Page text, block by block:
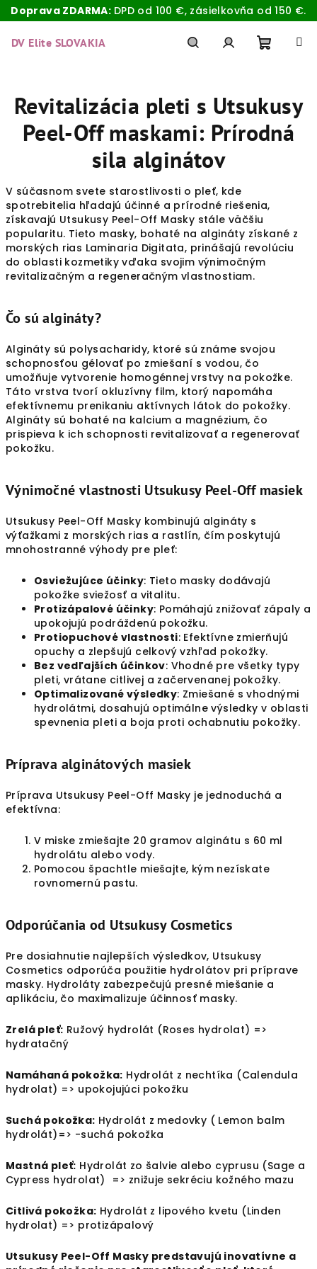
Doprava ZDARMA: DPD od 100 €, zásielkovňa od 150 €.
naDV Elite SLOVAKIA
košík
Revitalizácia pleti s Utsukusy
Peel-Off maskami: Prírodná
sila alginátov
V súčasnom svete starostlivosti o pleť, kde
spotrebitelia hľadajú účinné a prírodné riešenia,
získavajú Utsukusy Peel-Off Masky stále väčšiu
popularitu. Tieto masky, bohaté na algináty získané z
morských rias Laminaria Digitata, prinášajú revolúciu
do oblasti kozmetiky vďaka svojim výnimočným
revitalizačným a regeneračným vlastnostiam.
Čo sú algináty?
Algináty sú polysacharidy, ktoré sú známe svojou
schopnosťou gélovať po zmiešaní s vodou, čo
umožňuje vytvorenie homogénnej vrstvy na pokožke.
Táto vrstva tvorí okluzívny film, ktorý napomáha
efektívnemu prenikaniu aktívnych látok do pokožky.
Algináty sú bohaté na kalcium a magnézium, čo
prispieva k ich schopnosti revitalizovať a regenerovať
pokožku.
Výnimočné vlastnosti Utsukusy Peel-Off masiek
Utsukusy Peel-Off Masky kombinujú algináty s
výťažkami z morských rias a rastlín, čím poskytujú
mnohostranné výhody pre pleť:
Osviežujúce účinky: Tieto masky dodávajú
pokožke sviežosť a vitalitu.
Protizápalové účinky: Pomáhajú znižovať zápaly a
upokojujú podráždenú pokožku.
Protiopuchové vlastnosti: Efektívne zmierňujú
opuchy a zlepšujú celkový vzhľad pokožky.
Bez vedľajších účinkov: Vhodné pre všetky typy
pleti, vrátane citlivej a začervenanej pokožky.
Optimalizované výsledky: Zmiešané s vhodnými
hydrolátmi, dosahujú optimálne výsledky v oblasti
spevnenia pleti a boja proti ochabnutiu pokožky.
Príprava alginátových masiek
Príprava Utsukusy Peel-Off Masky je jednoduchá a
efektívna:
V miske zmiešajte 20 gramov alginátu s 60 ml
hydrolátu alebo vody.
Pomocou špachtle miešajte, kým nezískate
rovnomernú pastu.
Odporúčania od Utsukusy Cosmetics
Pre dosiahnutie najlepších výsledkov, Utsukusy
Cosmetics odporúča použitie hydrolátov pri príprave
masky. Hydroláty zabezpečujú presné miešanie a
aplikáciu, čo maximalizuje účinnosť masky.
Zrelá pleť: Ružový hydrolát (Roses hydrolat) =>
hydratačný
Namáhaná pokožka: Hydrolát z nechtíka (Calendula
hydrolat) => upokojujúci pokožku
Suchá pokožka: Hydrolát z medovky ( Lemon balm
hydrolát)=> -suchá pokožka
Mastná pleť: Hydrolát zo šalvie alebo cyprusu (Sage a
Cypress hydrolat) => znižuje sekréciu kožného mazu
Citlivá pokožka: Hydrolát z lipového kvetu (Linden
hydrolat) => protizápalový
Utsukusy Peel-Off Masky predstavujú inovatívne a